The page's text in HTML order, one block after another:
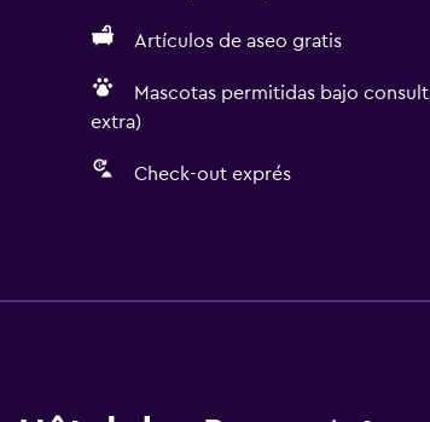
Artículos de aseo gratis
Mascotas permitidas bajo
extra)
Check-out exprés
Ventana